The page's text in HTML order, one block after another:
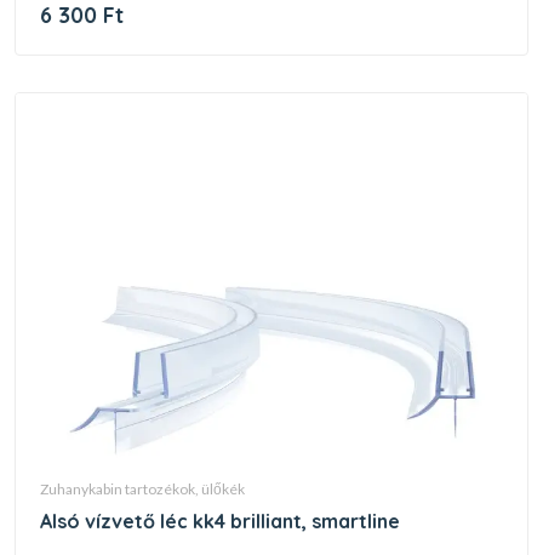
6 300 Ft
zuhanykabin tartozékok, ülőkék
alsó vízvető léc kk4 brilliant, smartline